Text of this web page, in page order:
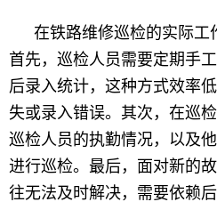
在铁路维修巡检的实际工
首先，巡检人员需要定期手
后录入统计，这种方式效率
失或录入错误。其次，在巡
巡检人员的执勤情况，以及
进行巡检。最后，面对新的
往无法及时解决，需要依赖后